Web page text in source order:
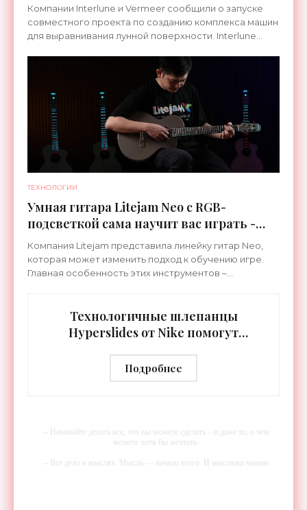
Компании Interlune и Vermeer сообщили о запуске
совместного проекта по созданию комплекса машин
для выравнивания лунной поверхности. Interlune
ТЕХНОЛОГИИ
Умная гитара Litejam Neo с RGB-
подсветкой сама научит вас играть -
«Гаджеты»
Компания Litejam представила линейку гитар Neo,
которая может изменить подход к обучению игре.
Главная особенность этих инструментов –
Технологичные шлепанцы
Hyperslides от Nike помогут
тренировки - «Гаджеты»
Подробнее
-- Начинайте делать все, что вы можете сделать – и даже то, о чем
можете хотя бы мечтать.
-- Все дело в мыслях. Мысль — начало всего. И мыслями можно